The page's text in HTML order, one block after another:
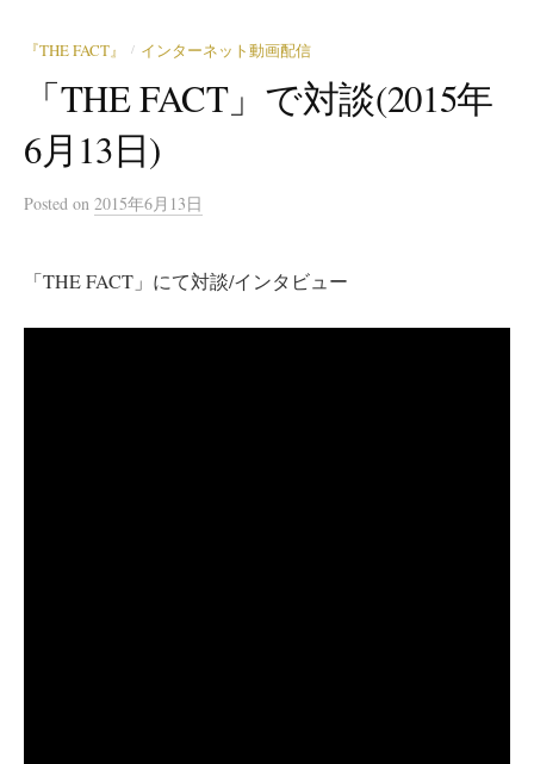
『THE FACT』 / インターネット動画配信
「THE FACT」で対談(2015年
6月13日)
Posted on 2015年6月13日
「THE FACT」にて対談/インタビュー